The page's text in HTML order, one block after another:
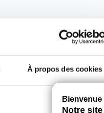
À propos des cookies